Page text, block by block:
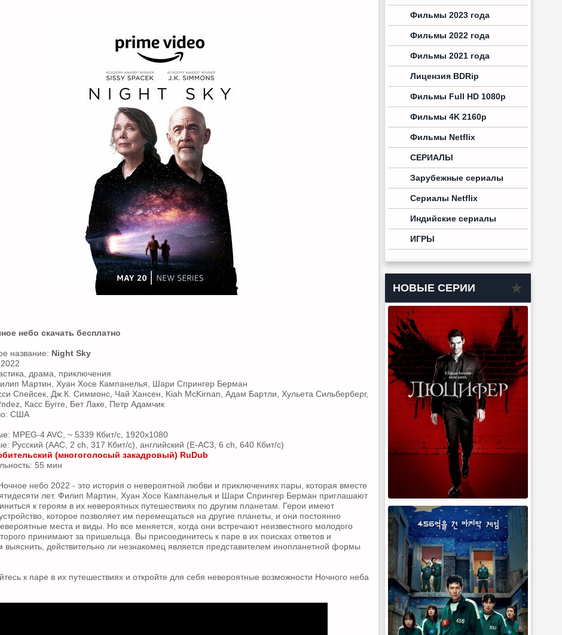
небо скачать бесплатно
название: Night Sky
драма, приключения
Мартин, Хуан Хосе Кампанелья, Шари Спрингер Берман
Спейсек, Дж.К. Симмонс, Чай Хансен, Kiah McKirnan, Адам Бартли, Хульета Сильберберг,
Касс Бугге, Бет Лаке, Петр Адамчик
США
MPEG-4 AVC, ~ 5339 Кбит/с, 1920x1080
Русский (AAC, 2 ch, 317 Кбит/с), английский (E-AC3, 6 ch, 640 Кбит/с)
(многоголосый закадровый) RuDub
55 мин
небо 2022 - это история о невероятной любви и приключениях пары, которая вместе
лет. Филип Мартин, Хуан Хосе Кампанелья и Шари Спрингер Берман приглашают
к героям в их невероятных путешествиях по другим планетам. Герои имеют
которое позволяет им перемещаться на другие планеты, и они постоянно
места и виды. Но все меняется, когда они встречают неизвестного молодого
принимают за пришельца. Вы присоединитесь к паре в их поисках ответов и
выяснить, действительно ли незнакомец является представителем инопланетной формы
к паре в их путешествиях и откройте для себя невероятные возможности Ночного неба
Фильмы 2023 года
Фильмы 2022 года
Фильмы 2021 года
Лицензия BDRip
Фильмы Full HD 1080p
Фильмы 4K 2160p
Фильмы Netflix
СЕРИАЛЫ
Зарубежные сериалы
Сериалы Netflix
Индийские сериалы
ИГРЫ
НОВЫЕ СЕРИИ